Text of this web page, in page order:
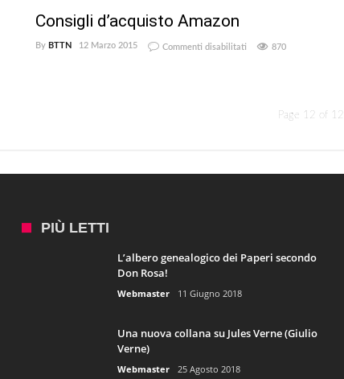
Consigli d’acquisto Amazon
By BTTN 12 Marzo 2015 Commenti disabilitatisu
870
Page 12 of 12
PIÙ LETTI
L’albero genealogico dei Paperi secondo
Don Rosa!
Webmaster 11 Giugno 2018
Una nuova collana su Jules Verne (Giulio
Verne)
Webmaster 25 Agosto 2018